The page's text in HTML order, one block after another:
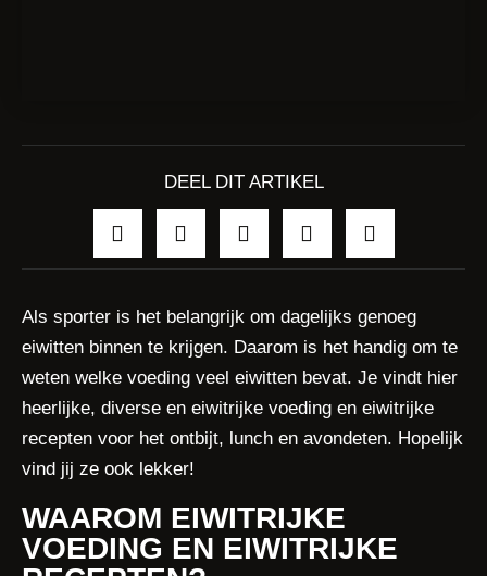
DEEL DIT ARTIKEL
Als sporter is het belangrijk om dagelijks genoeg
eiwitten binnen te krijgen. Daarom is het handig om te
weten welke voeding veel eiwitten bevat. Je vindt hier
heerlijke, diverse en eiwitrijke voeding en eiwitrijke
recepten voor het ontbijt, lunch en avondeten. Hopelijk
vind jij ze ook lekker!
WAAROM EIWITRIJKE
VOEDING EN EIWITRIJKE